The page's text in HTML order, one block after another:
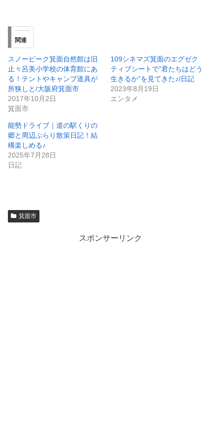
関連
スノーピーク箕面自然館は旧
止々呂美小学校の体育館にあ
る！テントやキャンプ道具が
所狭しと/大阪府箕面市
2017年10月2日
箕面市
109シネマズ箕面のエグゼク
ティブシートで”君たちはどう
生きるか”を見てきた♪/日記
2023年8月19日
エンタメ
能勢ドライブ｜道の駅くりの
郷と周辺ぶらり散策日記！結
構楽しめる♪
2025年7月28日
日記
箕面市
スポンサーリンク